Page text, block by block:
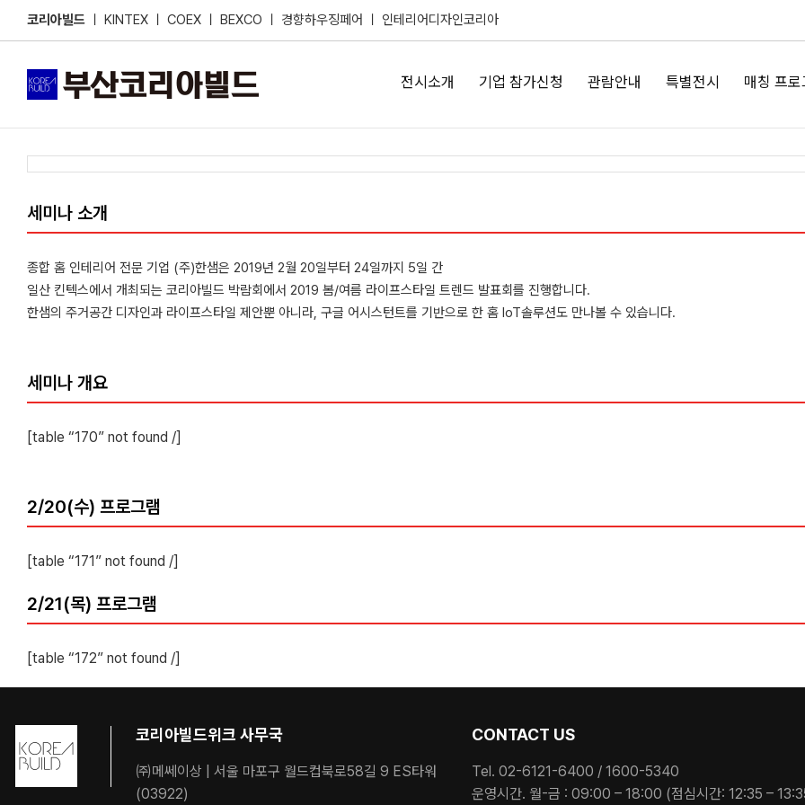
코리아빌드 ㅣ KINTEX ㅣ COEX ㅣ BEXCO ㅣ 경향하우징페어 ㅣ 인테리어디자인코리아
전시소개 기업 참가신청 관람안내 특별전시 매칭 프로
세미나 소개
종합 홈 인테리어 전문 기업 (주)한샘은 2019년 2월 20일부터 24일까지 5일 간
일산 킨텍스에서 개최되는 코리아빌드 박람회에서 2019 봄/여름 라이프스타일 트렌드 발표회를 진행합니다.
한샘의 주거공간 디자인과 라이프스타일 제안뿐 아니라, 구글 어시스턴트를 기반으로 한 홈 IoT솔루션도 만나볼 수 있습니다.
세미나 개요
[table “170” not found /]
2/20(수) 프로그램
[table “171” not found /]
2/21(목) 프로그램
[table “172” not found /]
코리아빌드위크 사무국
㈜메쎄이상 | 서울 마포구 월드컵북로58길 9 ES타워
(03922)
CONTACT US
Tel. 02-6121-6400 / 1600-5340
운영시간. 월-금 : 09:00 – 18:00 (점심시간: 12:35 –